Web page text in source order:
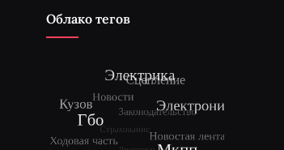
Облако тегов